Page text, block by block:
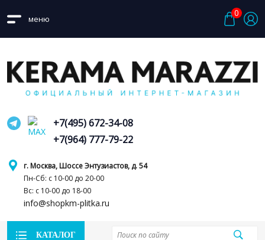
меню
0
г. Москва, Шоссе Энтузиастов, д. 54
Пн-Сб: с 10-00 до 20-00
Вс: с 10-00 до 18-00
info@shopkm-plitka.ru
+7(495) 672-34-08
+7(964) 777-79-22
КАТАЛОГ